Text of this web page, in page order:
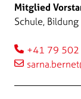
Mitglied
Schule, Bildung
+41 79